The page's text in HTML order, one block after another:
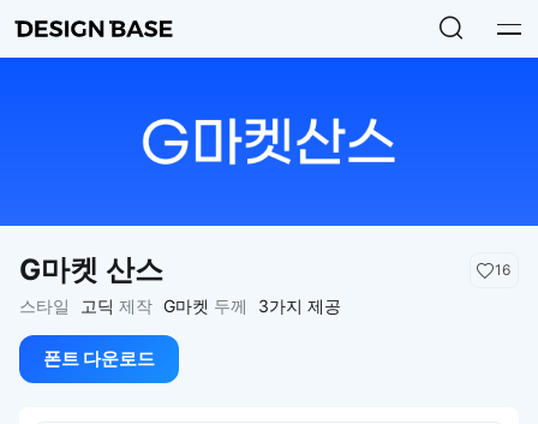
G마켓 산스 16
스타일 고딕 제작 G마켓 두께 3가지 제공
폰트 다운로드